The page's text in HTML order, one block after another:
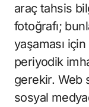
araç tahsis
fotoğrafı;
yaşaması
periyodik
gerekir. Web
sosyal